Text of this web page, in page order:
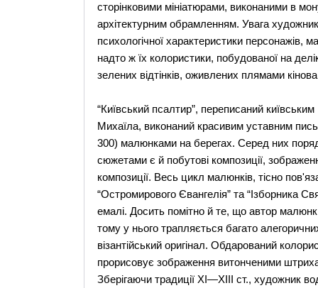
сторінковими мініатюрами, виконаними в
архітектурним обрамленням. Увага
психологічної характеристики персонажів,
надто ж їх колористики, побудованої на
зелених відтінків, оживлених плямами
“Київський псалтир”, переписаний
Михаїла, виконаний красивим уставним
300) малюнками на берегах. Серед них
сюжетами є й побутові композиції,
композиції. Весь цикл малюнків, тісно
“Остромирового Євангелія” та “Ізборника
емалі. Досить помітно й те, що автор
тому у нього трапляється багато
візантійський оригінал. Обдарований
прорисовує зображення витонченими
Зберігаючи традиції XI—XIII ст., художник